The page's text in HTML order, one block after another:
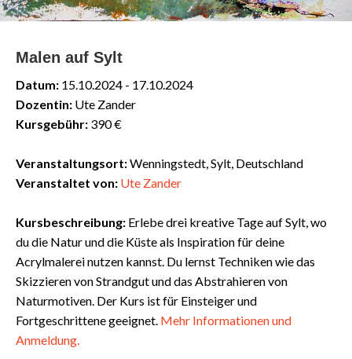
Malen auf Sylt
Datum: 15.10.2024 - 17.10.2024
Dozentin: Ute Zander
Kursgebühr: 390 €
Veranstaltungsort:Wenningstedt, Sylt, Deutschland
Veranstaltet von: Ute Zander
Kursbeschreibung: Erlebe drei kreative Tage auf Sylt, wo
du die Natur und die Küste als Inspiration für deine
Acrylmalerei nutzen kannst. Du lernst Techniken wie das
Skizzieren von Strandgut und das Abstrahieren von
Naturmotiven. Der Kurs ist für Einsteiger und
Fortgeschrittene geeignet. Mehr Informationen und
Anmeldung.